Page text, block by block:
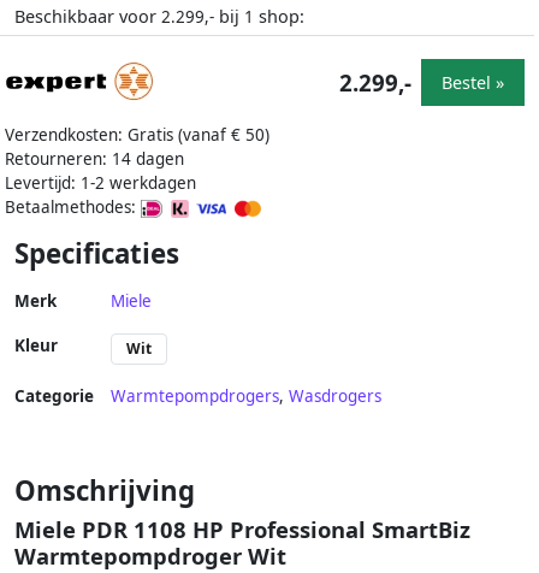
Beschikbaar voor 2.299,- bij 1 shop:
Verzendkosten: Gratis (vanaf € 50)
Retourneren: 14 dagen
Levertijd: 1-2 werkdagen
Betaalmethodes:
2.299,- Bestel »
Specificaties
Merk Miele
Kleur Wit
Categorie Warmtepompdrogers, Wasdrogers
Omschrijving
Miele PDR 1108 HP Professional SmartBiz
Warmtepompdroger Wit